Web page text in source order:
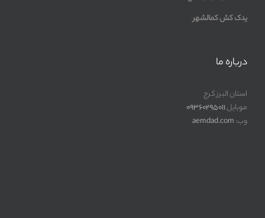
یدک کش کمالشهر
درباره ما
استان البرز کرج
موبایل09360295011
وب:aemdad.com